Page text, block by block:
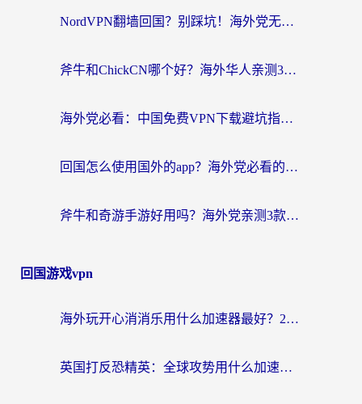
NordVPN翻墙回国？别踩坑！海外党无缝访问国内资源的真实指南
斧牛和ChickCN哪个好？海外华人亲测3款回国加速器+免费试用攻略
海外党必看：中国免费VPN下载避坑指南 + 无缝访问国内资源的终极方案
回国怎么使用国外的app？海外党必看的无缝访问国内资源全攻略
斧牛和奇游手游好用吗？海外党亲测3款回国加速器，选对才能无缝刷国内资源
回国游戏vpn
海外玩开心消消乐用什么加速器最好？2026真实体验指南，告别延迟卡顿
英国打反恐精英：全球攻势用什么加速器？2026年实测有效的国服游戏加速指南